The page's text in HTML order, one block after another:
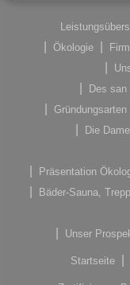
Ökologie
Des san
Die
Präsentation
Bäder-Sauna,
Unser
Startseite